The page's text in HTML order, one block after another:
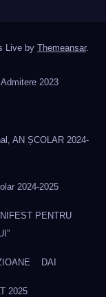
Live by Themeansar.
Admitere 2023
AN ȘCOLAR 2024-
2024-2025
PENTRU
DAI
2025